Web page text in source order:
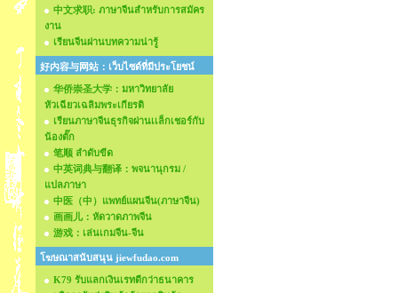
中文求职: ภาษาจีนสำหรับการสมัคร
งาน
เรียนจีนผ่านบทความน่ารู้
好内容与网站：เว็บไซด์ที่มีประโยชน์
华侨崇圣大学：มหาวิทยาลัย
หัวเฉียวเฉลิมพระเกียรติ
เรียนภาษาจีนธุรกิจผ่านเเล็กเชอร์กับ
น้องตั๊ก
笔顺 ลำดับขีด
中英词典与翻译：พจนานุกรม /
แปลภาษา
中医（中）แพทย์แผนจีน(ภาษาจีน)
画画儿：หัดวาดภาพจีน
游戏：เล่นเกมจีน-จีน
โฆษณาสนับสนุน jiewfudao.com
K79 รับแลกเงินเรทดีกว่าธนาคาร